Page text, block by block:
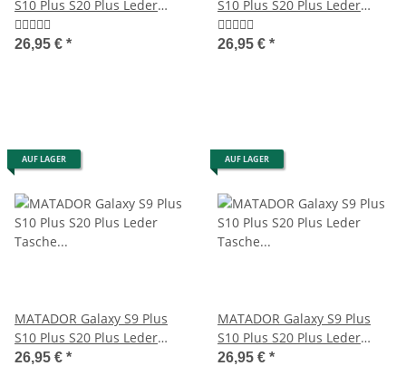
S10 Plus S20 Plus Leder
Hülle Schwarz
26,95 € *
S10 Plus S20 Plus Leder
Hülle Tasche Braun
26,95 € *
AUF LAGER
MATADOR Galaxy S9 Plus
S10 Plus S20 Plus Leder
Tasche Case Braun
26,95 € *
AUF LAGER
MATADOR Galaxy S9 Plus
S10 Plus S20 Plus Leder
Tasche Hülle Braun
26,95 € *